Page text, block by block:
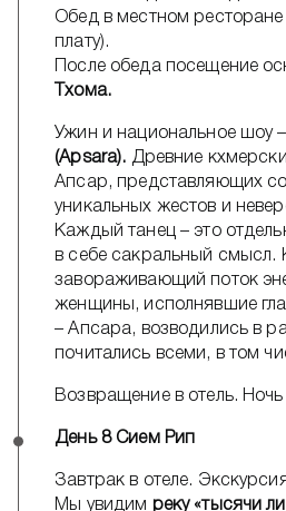
Обед в местном ресторане
плату).
После обеда посещение
Тхома.
Ужин и национальное шоу
(Apsara). Древние
Апсар, представляющих
уникальных жестов и
Каждый танец – это
в себе сакральный смысл.
завораживающий поток
женщины, исполнявшие
– Апсара, возводились в
почитались всеми, в том
Возвращение в отель.
День 8 Сием Рип
Завтрак в отеле.
Мы увидим
реку «тысячи